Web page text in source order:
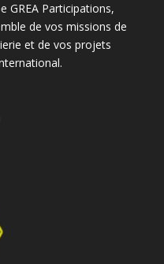
GREA Participations,
de vos missions de
et de vos projets